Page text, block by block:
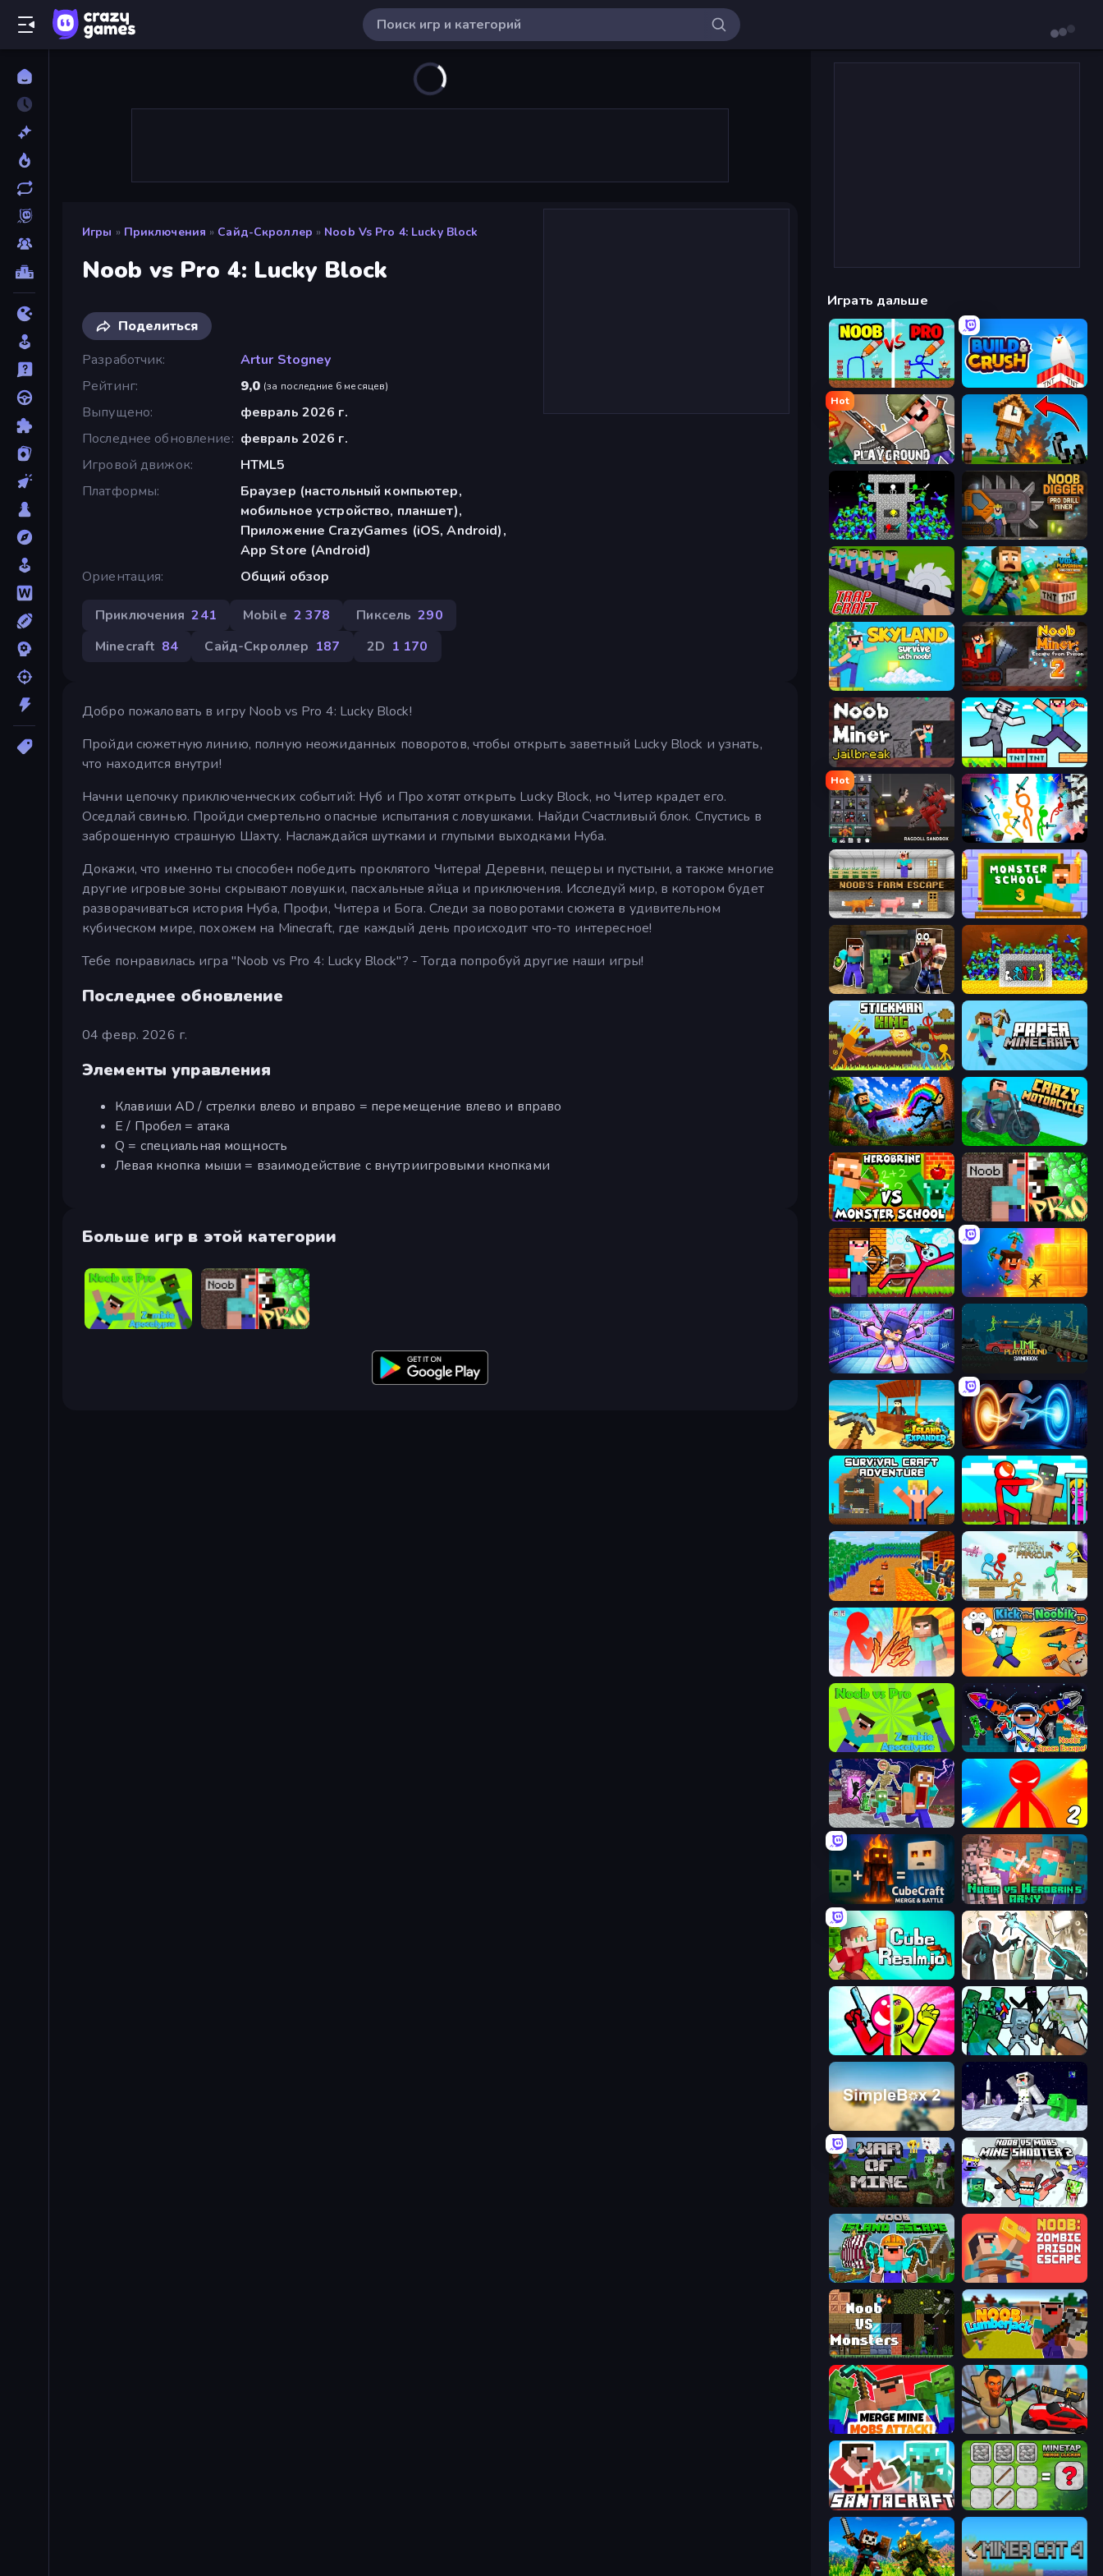
Игры » Приключения » Сайд-Скроллер » Noob Vs Pro 4: Lucky Block
Noob vs Pro 4: Lucky Block
Поделиться
Разработчик
Artur Stogney
Рейтинг
9,0 (за последние 6 месяцев)
Выпущено
февраль 2026 г.
Последнее обновление
февраль 2026 г.
Игровой движок
HTML5
Платформы
Браузер (настольный компьютер,
мобильное устройство, планшет),
Приложение CrazyGames (iOS, Android),
App Store (Android)
Ориентация
Общий обзор
Приключения 241 Mobile 2 378 Пиксель 290
Minecraft 84 Сайд-Скроллер 187 2D 1 170
Добро пожаловать в игру Noob vs Pro 4: Lucky Block!
Пройди сюжетную линию, полную неожиданных поворотов, чтобы открыть заветный Lucky Block и узнать,
что находится внутри!
Начни цепочку приключенческих событий: Нуб и Про хотят открыть Lucky Block, но Читер крадет его.
Оседлай свинью. Пройди смертельно опасные испытания с ловушками. Найди Счастливый блок. Спустись в
заброшенную страшную Шахту. Наслаждайся шутками и глупыми выходками Нуба.
Докажи, что именно ты способен победить проклятого Читера! Деревни, пещеры и пустыни, а также многие
другие игровые зоны скрывают ловушки, пасхальные яйца и приключения. Исследуй мир, в котором будет
разворачиваться история Нуба, Профи, Читера и Бога. Следи за поворотами сюжета в удивительном
кубическом мире, похожем на Minecraft, где каждый день происходит что-то интересное!
Тебе понравилась игра "Noob vs Pro 4: Lucky Block"? - Тогда попробуй другие наши игры!
Последнее обновление
04 февр. 2026 г.
Элементы управления
Клавиши AD / стрелки влево и вправо = перемещение влево и вправо
E / Пробел = атака
Q = специальная мощность
Левая кнопка мыши = взаимодействие с внутриигровыми кнопками
Больше игр в этой категории
Noob vs Pro: Zombie Apocalypse Noob vs Pro: Challenge
Играть дальше
DOP Noob: Draw to Save Build and Crush
Hot
Playground Noob Fuse
Stick Epic Fighter Noob Digger: Pro Drill Miner
Trap Craft Voxel Playground: Ragdoll Noob
Skyland Survive With Noob! Noob Miner 2: Escape From Prison
Noob Miner: Escape From Prison Noob Gigachad: Parkour Tricks Challenge
Hot
Last Play: Ragdoll Sandbox Stickman Epic
Noob's Farm Escape Monster School 3
Noob Trolls Pro Stick Fighter vs Zombies
Stickman King Paper Minecraft
Noob: Wall Crusher Crazy Motorcycle
Herobrine vs Monster School Noob vs Pro: Challenge
Noob Archer vs Stickman Zombie Merge & Dig!
Mini Mine
Island Expander Portal Escape
Survival Craft Adventure Stickman vs Villager: Save the Girl
Noob Tower Defense Stickman Parkour Master
Red Stickman vs Monster School Kick the Noobik 3D
Noob vs Pro: Zombie Apocalypse Noob: Space Escape!
Monster School Herobrine Siren Head Red Stickman vs Monster School 2
CubeCraft: Merge & Battle Nubik vs Herobrin's Army
CubeRealm.io Skibidi Toilets: Infection
Stickman Zombie vs Stickman Hero
SimpleBox 2 SpaceCraft Noob: Return to Earth
War of Mine Mine Shooter 2: Noob vs Mobs
Noob: Island Escape
Noob VS Monsters Idle Noob Lumberjack
Merge Mine: Mobs Attack! Cars vs Skibidi Toilet
SantaCraft MineTap Merge Clicker